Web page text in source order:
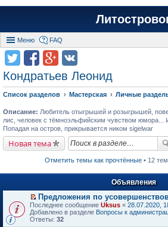
Меню FAQ
Кондратьев Леонид
Список разделов Мастерская Личные
Описание: Любитель отыгрышей и розыгрышей,
лис, человек с тёмноэльфийским чувством юмора...
Попадая на остров, прикрывается ником sigelwar
Новая тема
Отметить темы как прочтённые • 12
Объявления
П
е
р
Предложения по
Последнее сообщение Uksus « 28.07.2020,
Добавлено в разделе Вопросы к
Ответы: 32